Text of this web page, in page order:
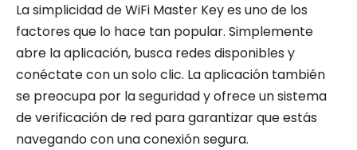
La simplicidad de WiFi Master Key es uno de los
factores que lo hace tan popular. Simplemente
abre la aplicación, busca redes disponibles y
conéctate con un solo clic. La aplicación también
se preocupa por la seguridad y ofrece un sistema
de verificación de red para garantizar que estás
navegando con una conexión segura.